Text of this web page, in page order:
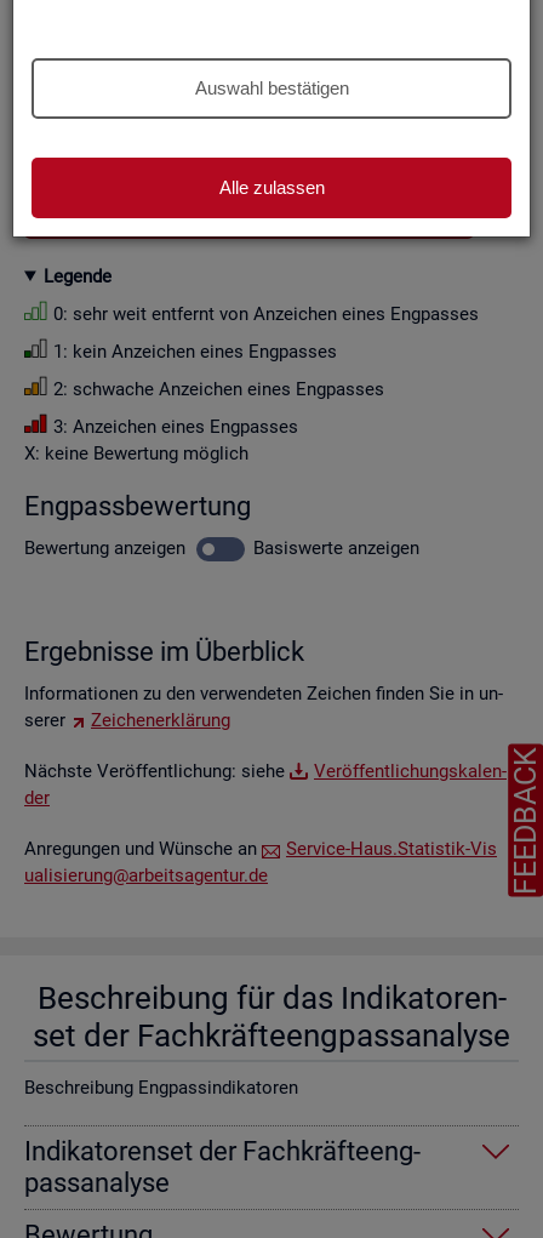
Auswahl bestätigen
Alle zulassen
Zah­len­wer­te i. d. R. auf Viel­fa­che von Zehn ge­run­det (siehe
die Fil­ter­mög­lich­kei­ten und die an­ge­zeig­ten Daten.
GESAMTDOWNLOAD ENGPASSANALYSE ALS CSV
Le­gen­de
0: sehr weit ent­fernt von An­zei­chen eines Eng­pas­ses
1: kein An­zei­chen eines Eng­pas­ses
2: schwa­che An­zei­chen eines Eng­pas­ses
3: An­zei­chen eines Eng­pas­ses
X: keine Be­wer­tung mög­lich
Eng­pass­be­wer­tung
Be­wer­tung an­zei­gen Ba­sis­wer­te an­zei­gen
Er­geb­nis­se im Über­blick
In­for­ma­tio­nen zu den ver­wen­de­ten Zei­chen fin­den Sie in un­
se­rer
Zei­chen­er­klä­rung
Nächs­te Ver­öf­fent­li­chung: siehe
Ver­öf­fent­li­chungs­ka­len­
der
An­re­gun­gen und Wün­sche an
Ser­vice-Haus.​Statistik-​Vis​
uali​sier​ung@​arb​eits​agen​tur.​de
Be­schrei­bung für das In­di­ka­to­ren­
set der Fach­kräf­te­eng­pass­ana­ly­se
Be­schrei­bung Eng­pas­sin­di­ka­to­ren
In­di­ka­to­ren­set der Fach­kräf­te­eng­
pass­ana­ly­se
FEEDBACK